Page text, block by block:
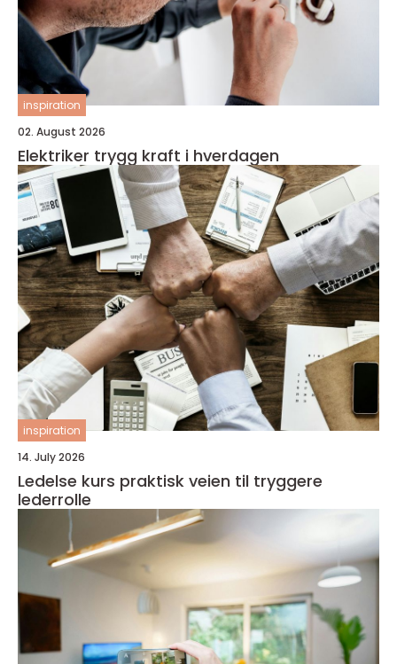
inspiration
02. August 2026
Elektriker trygg kraft i hverdagen
inspiration
14. July 2026
Ledelse kurs praktisk veien til tryggere
lederrolle